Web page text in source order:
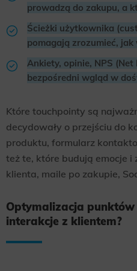
prowadzą do zakupu, a
Ścieżki użytkownika
pomagają zrozumieć,
Ankiety, opinie, NPS
bezpośredni wgląd w
Które touchpointy są
decydowały o przejściu do
produktu, formularz
też te, które budują emocje i
klienta, maile po zakupie,
Optymalizacja
interakcje z klientem?